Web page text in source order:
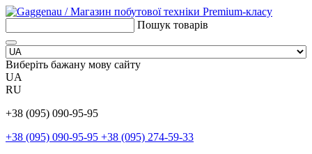
Пошук товарів
Виберіть бажану мову сайту
UA
RU
+38 (095) 090-95-95
+38 (095) 090-95-95 +38 (095) 274-59-33